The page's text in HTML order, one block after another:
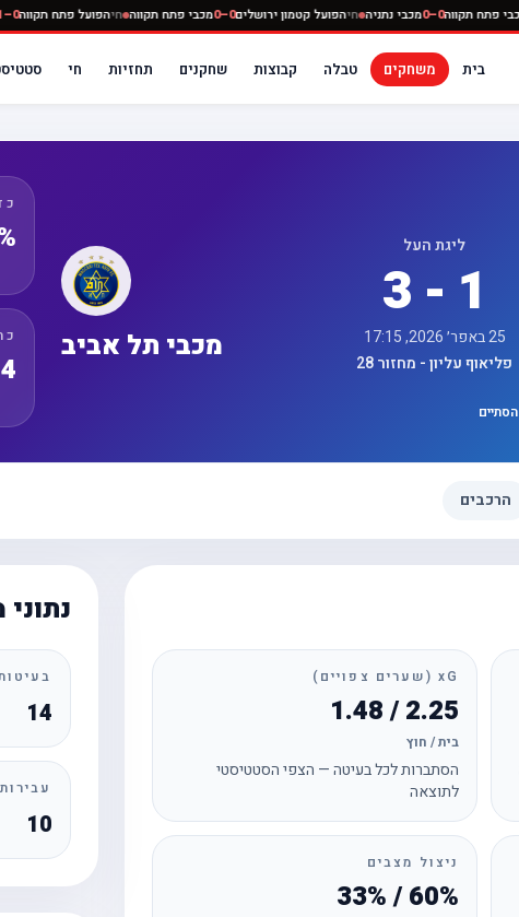
חימכבי פתח תקווה0–0 מכבי נתניה חיהפועל קטמון ירושלים0–0 מכבי פתח תקווה חיהפועל פתח
בית משחקים טבלה קבוצות שחקנים תחזיות חי
ליגת העל
3 - 1
25 באפר׳ 2026, 17:15
פליאוף עליון - מחזור 28
מכבי תל אביב
הסתיים
4 / 1
הרכבים
xG (שערים צפויים)
2.25 / 1.48
בית / חוץ
הסתברות לכל בעיטה — הצפי הסטטיסטי
לתוצאה
ניצול מצבים
60% / 33%
14
עבירות
10